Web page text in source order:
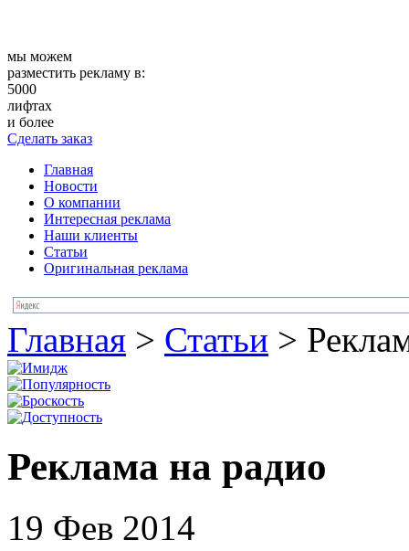
мы можем
разместить рекламу в:
5000
лифтах
и более
Сделать заказ
Главная
Новости
О компании
Интересная реклама
Наши клиенты
Статьи
Оригинальная реклама
Главная > Статьи >
Реклама на радио
19 Фев 2014